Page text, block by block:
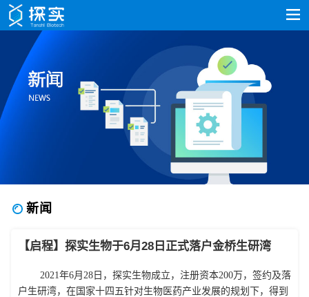
新闻
【启程】探实生物于6月28日正式落户金桥生研湾
2021年6月28日 ，探实生物成立， 注册资本200万， 签约及落
户生研湾， 在国家十四五针对生物医药产业发展的规划下， 得到